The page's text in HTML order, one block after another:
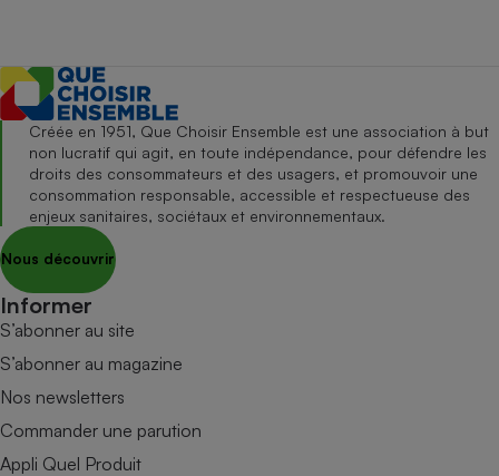
Créée en 1951, Que Choisir Ensemble est une association à but
non lucratif qui agit, en toute indépendance, pour défendre les
droits des consommateurs et des usagers, et promouvoir une
consommation responsable, accessible et respectueuse des
enjeux sanitaires, sociétaux et environnementaux.
Nous découvrir
Informer
S’abonner au site
S’abonner au magazine
Nos newsletters
Commander une parution
Appli Quel Produit